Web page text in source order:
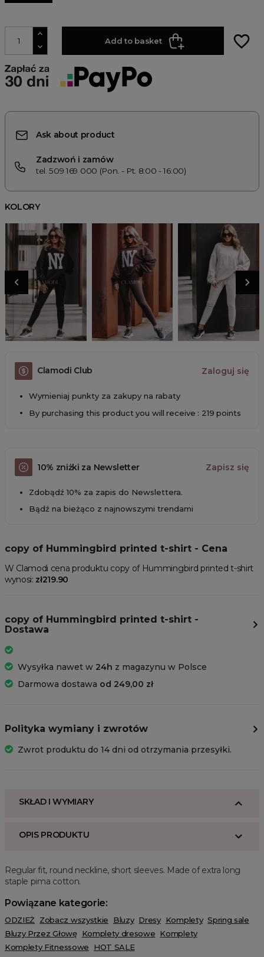
Add to basket favorite_border
Ask about product
Zadzwoń i zamów
tel. 509 169 000 (Pon. - Pt. 8:00 - 16:00)
KOLORY
Clamodi Club Zaloguj się
Wymieniaj punkty za zakupy na rabaty
By purchasing this product you will receive : 219 points
10% zniżki za Newsletter Zapisz się
Zdobądź 10% za zapis do Newslettera.
Bądź na bieżąco z najnowszymi trendami
copy of Hummingbird printed t-shirt - Cena
W Clamodi cena produktu copy of Hummingbird printed t-shirt
wynosi: zł219.90
copy of Hummingbird printed t-shirt -
Dostawa
Wysyłka nawet w 24h z magazynu w Polsce
Darmowa dostawa od 249,00 zł
Polityka wymiany i zwrotów
Zwrot produktu do 14 dni od otrzymania przesyłki.
SKŁAD I WYMIARY
OPIS PRODUKTU
Regular fit, round neckline, short sleeves. Made of extra long
staple pima cotton.
Powiązane kategorie:
ODZIEŻ Zobacz wszystkie Bluzy Dresy Komplety Spring sale
Bluzy Przez Głowę Komplety dresowe Komplety
Komplety Fitnessowe
HOT SALE